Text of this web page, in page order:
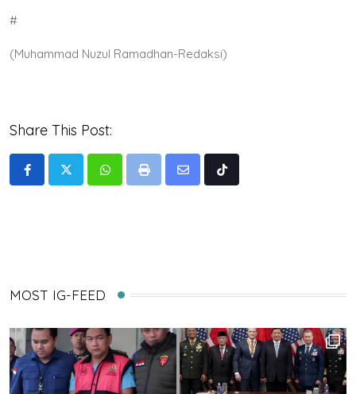
#
(Muhammad Nuzul Ramadhan-Redaksi)
Share This Post:
WhatsappPrint
Share
Tiktok
MOST IG-FEED